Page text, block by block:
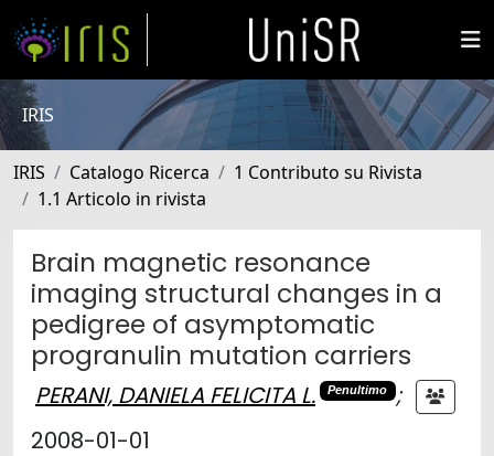
IRIS
IRIS Catalogo Ricerca
1 Contributo su Rivista
1.1 Articolo in rivista
Brain magnetic resonance
imaging structural changes in a
pedigree of asymptomatic
progranulin mutation carriers
PERANI, DANIELA FELICITA L. Penultimo
;
2008-01-01